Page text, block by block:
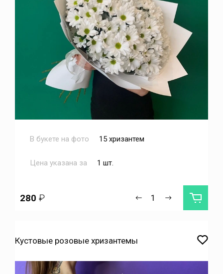
В букете на фото 15 хризантем
Цена указана за 1 шт.
280 ₽
Кустовые розовые хризантемы